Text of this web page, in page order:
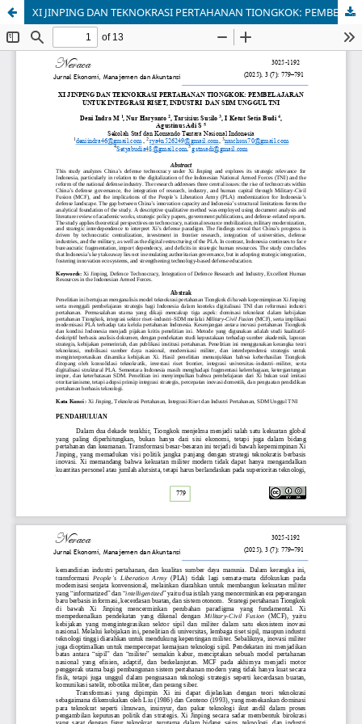
XI JINPING DAN TEKNOKRASI PERTAHANAN TIONGKOK: PEMBELAJARAN UNTUK INTEGRASI RISET, INDUSTRI DAN SDM UNGGUL TNI